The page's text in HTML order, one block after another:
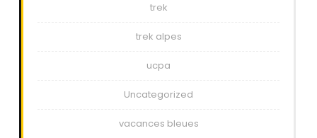
trek
trek alpes
ucpa
Uncategorized
vacances bleues